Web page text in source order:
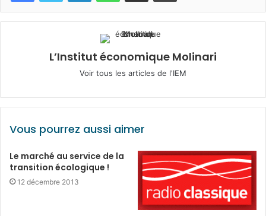
L’Institut économique Molinari
Voir tous les articles de l'IEM
Vous pourrez aussi aimer
Le marché au service de la
transition écologique !
12 décembre 2013